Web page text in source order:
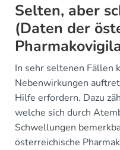
Selten, aber
(Daten der
In sehr seltenen Fällen
Nebenwirkungen
Hilfe erfordern. Dazu
welche sich durch
Schwellungen
österreichische